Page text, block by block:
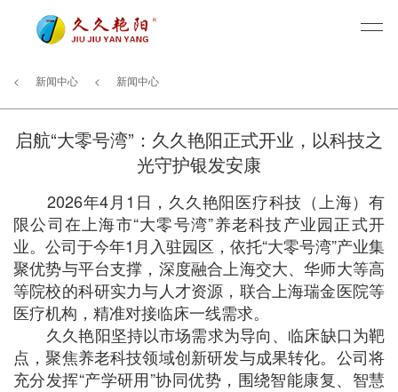
< 新闻中心 < 新闻中心
启航“大零号湾”：久久艳阳正式开业，以科技之
光守护银发安康
2026年4月1日，久久艳阳医疗科技（上海）有
限公司在上海市“大零号湾”养老科技产业园正式开
业。公司于今年1月入驻园区，依托“大零号湾”产业集
聚优势与平台支撑，深度融合上海交大、华师大等高
等院校的科研实力与人才资源，联合上海瑞金医院等
医疗机构，精准对接临床一线需求。
久久艳阳坚持以市场需求为导向、临床缺口为靶
点，聚焦养老科技领域创新研发与成果转化。公司将
充分发挥“产学研用”协同优势，围绕智能康复、智慧